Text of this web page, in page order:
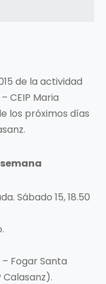
de la actividad
CEIP Maria
los próximos días
Sábado 15, 18.50
Fogar Santa
Calasanz).